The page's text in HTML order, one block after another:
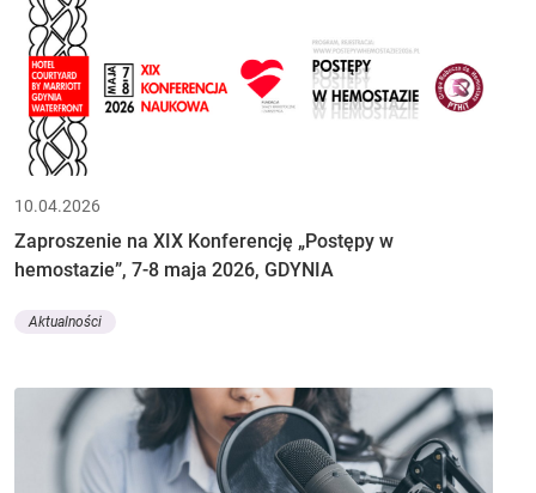
10.04.2026
Zaproszenie na XIX Konferencję „Postępy w
hemostazie”, 7-8 maja 2026, GDYNIA
Aktualności